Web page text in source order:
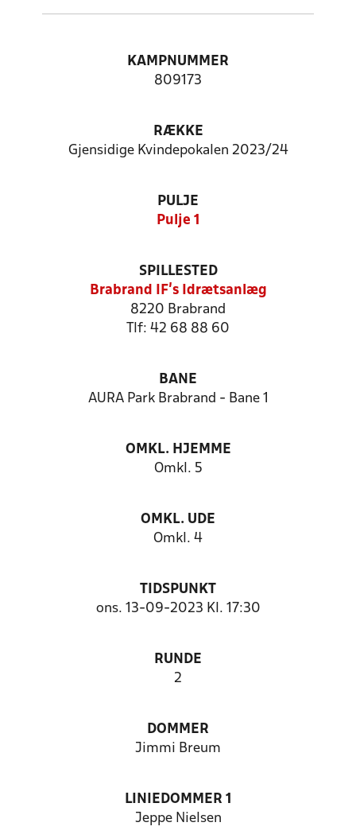
KAMPNUMMER
809173
RÆKKE
Gjensidige Kvindepokalen 2023/24
PULJE
Pulje 1
SPILLESTED
Brabrand IF's Idrætsanlæg
8220 Brabrand
Tlf: 42 68 88 60
BANE
AURA Park Brabrand - Bane 1
OMKL. HJEMME
Omkl. 5
OMKL. UDE
Omkl. 4
TIDSPUNKT
ons. 13-09-2023 Kl. 17:30
RUNDE
2
DOMMER
Jimmi Breum
LINIEDOMMER 1
Jeppe Nielsen